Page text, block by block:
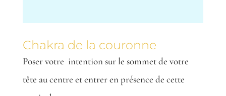
Chakra de la couronne
Poser votre intention sur le sommet de votre
tête au centre et entrer en présence de cette